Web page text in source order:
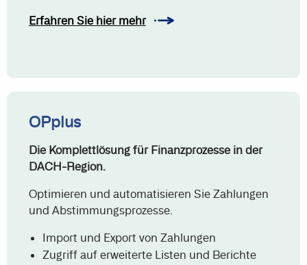
Erfahren Sie hier mehr
OPplus
Die Komplettlösung für Finanzprozesse in der
DACH-Region.
Optimieren und automatisieren Sie Zahlungen
und Abstimmungsprozesse.
Import und Export von Zahlungen
Zugriff auf erweiterte Listen und Berichte